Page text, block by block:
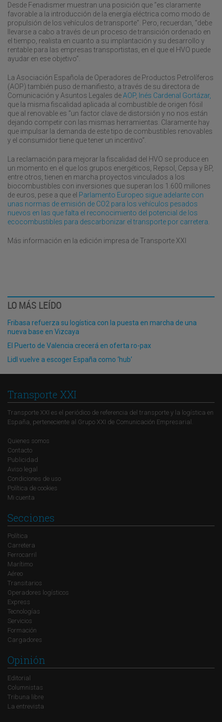
Desde Fenadismer muestran una posición que “es claramente
favorable a la introducción de la energía eléctrica como modo de
propulsión de los vehículos de transporte”. Pero, recuerdan, “debe
llevarse a cabo a través de un proceso de transición ordenado en
el tiempo, realista en cuanto a su implantación y su desarrollo y
rentable para las empresas transportistas, en el que el HVO puede
ayudar en ese objetivo”.
La Asociación Española de Operadores de Productos Petrolíferos
(AOP) también puso de manifiesto, a través de su directora de
Comunicación y Asuntos Legales deAOP, Inés Cardenal Gortázar,
que la misma fiscalidad aplicada al combustible de origen fósil
que al renovable es “un factor clave de distorsión y no nos están
dejando competir con las mismas herramientas. Claramente hay
que impulsar la demanda de este tipo de combustibles renovables
y el consumidor tiene que tener un incentivo”.
La reclamación para mejorar la fiscalidad del HVO se produce en
un momento en el que los grupos energéticos, Repsol, Cepsa y BP,
entre otros, tienen en marcha proyectos vinculados a los
biocombustibles con inversiones que superan los 1.600 millones
de euros, pese a que el Parlamento Europeo sigue adelante con
unas normas de emisión de CO2 para los vehículos pesados
nuevos en las que falta el reconocimiento del potencial de los
ecocombustibles para descarbonizar el transporte por carretera
Más información en la edición impresa de Transporte XXI
LO MÁS LEÍDO
Fribasa refuerza su logística con la puesta en marcha de una
nueva base en Vizcaya
El Puerto de Valencia crecerá en oferta ro-pax
Lidl vuelve a escoger España como ‘hub’
Transporte XXI
Transporte XXI es el periódico de referencia del transporte y la logística en
España, perteneciente al Grupo XXI de Comunicación Empresarial.
Quienes somos
Contacto
Publicidad
Aviso legal
Condiciones de uso
Política de cookies
Mi cuenta
Secciones
Política
Carretera
Ferrocarril
Marítimo
Aéreo
Transitarios
Operadores logísticos
Express
Tecnologías
Servicios
Formación
Cargadores
Opinión
Editorial
Columnistas
Tribuna libre
La entrevista